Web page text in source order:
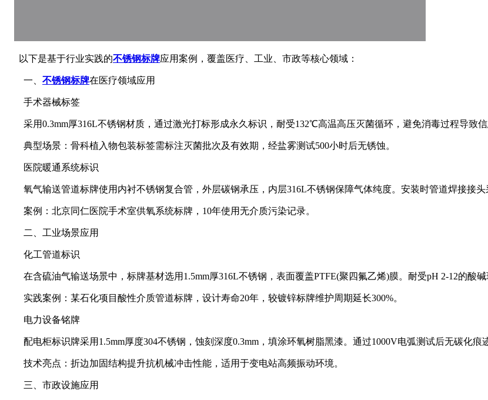
以下是基于行业实践的不锈钢标牌应用案例，覆盖医疗、工业、市政等核心领域：
一、 不锈钢标牌在医疗领域应用‌
手术器械标签‌
采用0.3mm厚316L不锈钢材质，通过激光打标形成永久标识，耐受132℃高温高压灭菌循环，避免消毒过程导致信
典型场景‌：骨科植入物包装标签需标注灭菌批次及有效期，经盐雾测试500小时后无锈蚀‌。
医院暖通系统标识‌
氧气输送管道标牌使用内衬不锈钢复合管，外层碳钢承压，内层316L不锈钢保障气体纯度。安装时管道焊接接头
案例‌：北京同仁医院手术室供氧系统标牌，10年使用无介质污染记录‌。
二、工业场景应用‌
化工管道标识‌
在含硫油气输送场景中，标牌基材选用1.5mm厚316L不锈钢，表面覆盖PTFE(聚四氟乙烯)膜。耐受pH 2-12的酸碱
实践案例‌：某石化项目酸性介质管道标牌，设计寿命20年，较镀锌标牌维护周期延长300%‌。
电力设备铭牌‌
配电柜标识牌采用1.5mm厚度304不锈钢，蚀刻深度0.3mm，填涂环氧树脂黑漆。通过1000V电弧测试后无碳化痕
技术亮点‌：折边加固结构提升抗机械冲击性能，适用于变电站高频振动环境‌。
三、市政设施应用‌